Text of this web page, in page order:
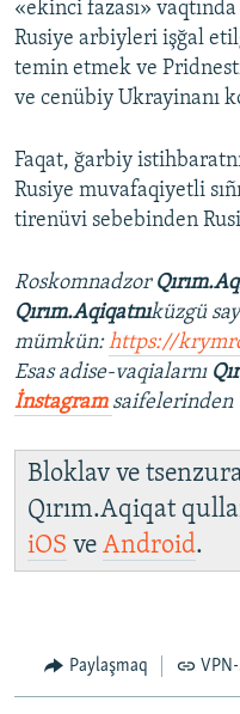
«ekinci fazası»
Rusiye arbiyleri işğal
temin etmek ve
ve cenübiy Ukrayinanı
Faqat, ğarbiy
Rusiye muvafaqiyetli
tirenüvi sebebinden
Roskomnadzor
Qırım.Aqiqatnıküzgü
mümkün:https://
Esas adise-vaqialarnı
İnstagram saifelerinden
Bloklav ve
Qırım.Aqiqat
iOS ve Android.
Paylaşmaq